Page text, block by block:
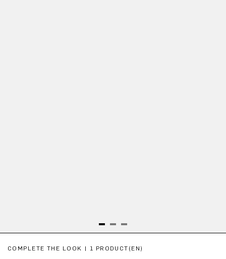
COMPLETE THE LOOK | 1 PRODUCT(EN)